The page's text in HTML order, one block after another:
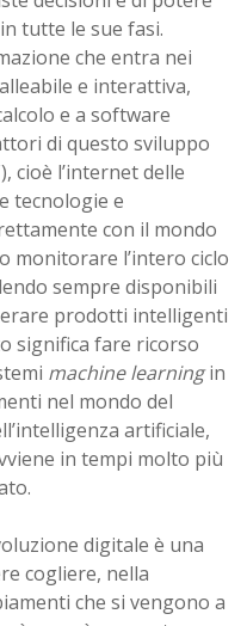
tutte le sue fasi.
che entra nei
e interattiva,
e a software
di questo sviluppo
cioè l’internet delle
tecnologie e
con il mondo
monitorare l’intero ciclo
sempre disponibili
prodotti intelligenti
significa fare ricorso
machine learningin
nel mondo del
artificiale,
in tempi molto più
digitale è una
cogliere, nella
che si vengono a